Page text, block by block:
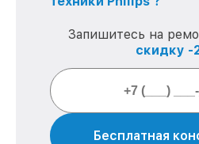
Запишитесь на
скидку -
Бесплатная